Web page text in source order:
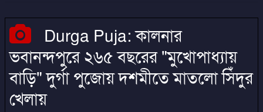
Durga Puja: কালনার
ভবানন্দপুরে ২৬৫ বছরের "মুখোপাধ্যায়
বাড়ি" দুর্গা পুজোয় দশমীতে মাতলো সিঁদুর
খেলায়